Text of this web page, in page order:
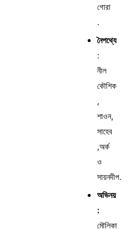
গোরা
.
নৈপথ্যে
:
নীল
কৌশিক
,
শাওন,
সাহেব
,অর্ক
ও
সায়নদীপ.
অভিনয়
:
মৌলিকা